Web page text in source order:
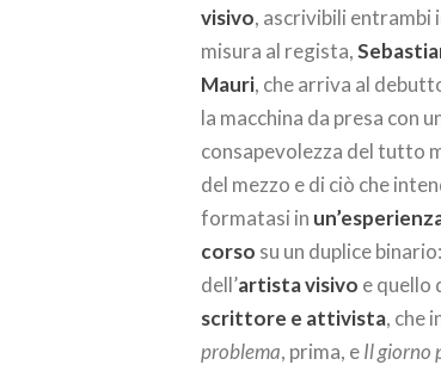
visivo, ascrivibili entrambi
misura al regista,
Mauri, che arriva al
la macchina da presa con
consapevolezza del tutto
del mezzo e di ciò che
formatasi in
corso su un duplice
dell’artista visivo e quello
scrittore e attivista, che
problema, prima, eIl giorno